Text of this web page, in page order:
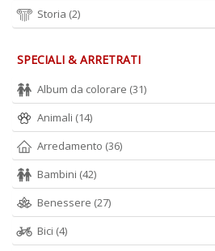
Storia (2)
SPECIALI & ARRETRATI
Album da colorare (31)
Animali (14)
Arredamento (36)
Bambini (42)
Benessere (27)
Bici (4)